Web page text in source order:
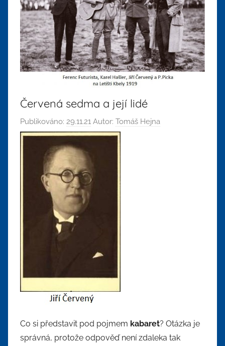
Červená sedma a její lidé
Publikováno: 29.11.21 Autor: Tomáš Hejna
Co si představit pod pojmem kabaret? Otázka je
správná, protože odpověď není zdaleka tak